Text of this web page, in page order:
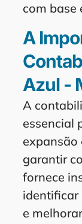
com base
A
Azul -
A
essencial
expansão
garantir
fornece
identificar
e